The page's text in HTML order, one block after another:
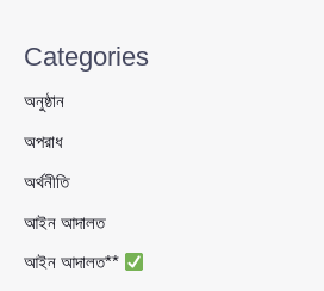
Categories
অনুষ্ঠান
অপরাধ
অর্থনীতি
আইন আদালত
আইন আদালত**